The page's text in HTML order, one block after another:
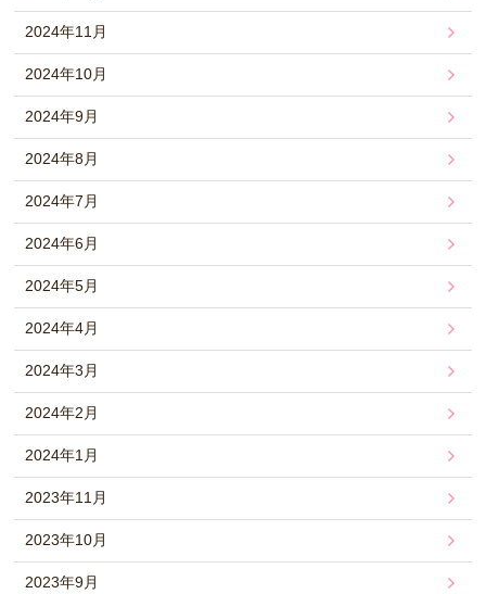
2024年11月
2024年10月
2024年9月
2024年8月
2024年7月
2024年6月
2024年5月
2024年4月
2024年3月
2024年2月
2024年1月
2023年11月
2023年10月
2023年9月